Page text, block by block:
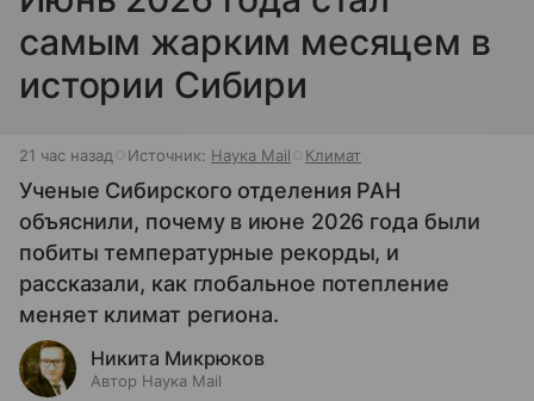
самым жарким месяцем в
истории Сибири
21 час назад Источник: Наука Mail Климат
Ученые Сибирского отделения РАН
объяснили, почему в июне 2026 года были
побиты температурные рекорды, и
рассказали, как глобальное потепление
меняет климат региона.
Никита Микрюков
Автор Наука Mail